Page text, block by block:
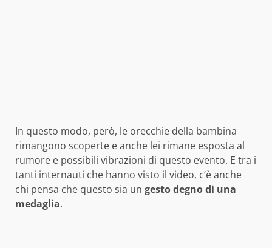
In questo modo, però, le orecchie della bambina
rimangono scoperte e anche lei rimane esposta al
rumore e possibili vibrazioni di questo evento. E tra i
tanti internauti che hanno visto il video, c’è anche
chi pensa che questo sia un gesto degno di una
medaglia.